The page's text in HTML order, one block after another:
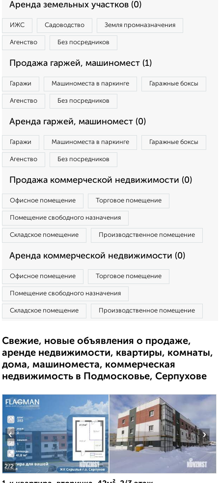
Аренда земельных участков (0)
ИЖС Садоводство Земля промназначения
Агенство Без посредников
Продажа гаржей, машиномест (1)
Гаражи Машиноместа в паркинге Гаражные боксы
Агенство Без посредников
Аренда гаржей, машиномест (0)
Гаражи Машиноместа в паркинге Гаражные боксы
Агенство Без посредников
Продажа коммерческой недвижимости (0)
Офисное помещение Торговое помещение
Помещение свободного назначения
Складское помещение Производственное помещение
Аренда коммерческой недвижимости (0)
Офисное помещение Торговое помещение
Помещение свободного назначения
Складское помещение Производственное помещение
Свежие, новые объявления о продаже,
аренде недвижимости, квартиры, комнаты,
дома, машиноместа, коммерческая
недвижимость в Подмосковье, Серпухове
2/2
‹ ›